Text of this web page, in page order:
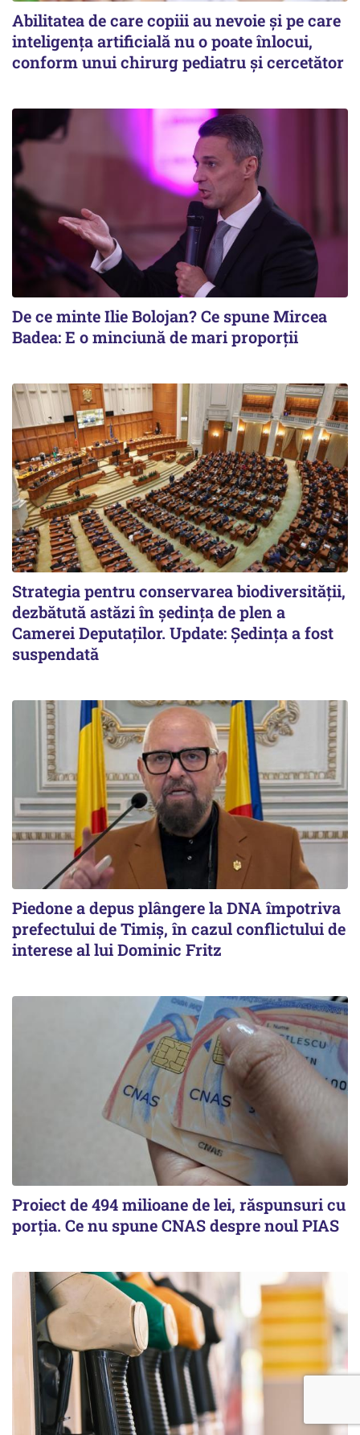
Abilitatea de care copiii au nevoie și pe care
inteligența artificială nu o poate înlocui,
conform unui chirurg pediatru și cercetător
De ce minte Ilie Bolojan? Ce spune Mircea
Badea: E o minciună de mari proporții
Strategia pentru conservarea biodiversității,
dezbătută astăzi în ședința de plen a
Camerei Deputaților. Update: Ședința a fost
suspendată
Piedone a depus plângere la DNA împotriva
prefectului de Timiș, în cazul conflictului de
interese al lui Dominic Fritz
Proiect de 494 milioane de lei, răspunsuri cu
porția. Ce nu spune CNAS despre noul PIAS